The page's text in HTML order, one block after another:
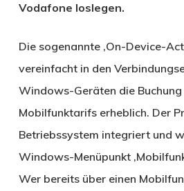
Vodafone loslegen.
Die sogenannte ‚On-Device-
vereinfacht in den
Windows-Geräten die Buchung
Mobilfunktarifs erheblich. Der
Betriebssystem integriert und
Windows-Menüpunkt
Wer bereits über einen